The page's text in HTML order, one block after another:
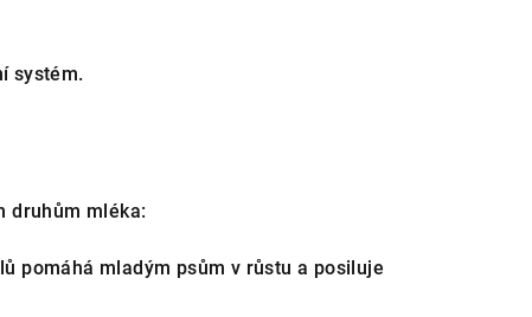
systém.
druhům mléka:
pomáhá mladým psům v růstu a posiluje